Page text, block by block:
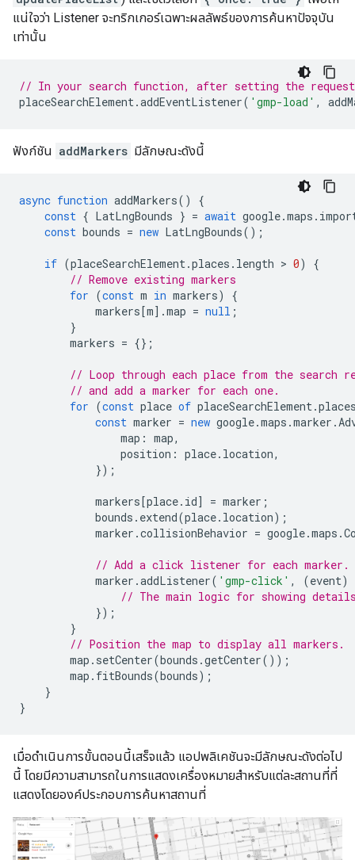
แน่ใจว่า Listener จะทริกเกอร์เฉพาะผลลัพธ์ของการค้นหาปัจจุบัน
เท่านั้น
// In your search function, after setting the
placeSearchElement.addEventListener( 'gmp-load' ,
ฟังก์ชัน addMarkers มีลักษณะดังนี้
async function addMarkers()
{
const { LatLngBounds } = await google.maps .
const bounds = new LatLngBounds();
if (placeSearchElement.places . length > 0)
{
// Remove existing markers
for (const m in markers)
{
markers [m].map = null ;
}
markers = {};
// Loop through each place from the search
// and add a marker for each one.
for (const place of placeSearchElement.
const marker = new google.maps .marker .
map : map,
position : place. location,
});
markers [place. id] = marker ;
bounds . extend(place. location);
marker .collisionBehavior = google.maps .
// Add a click listener for each marker.
marker .addListener( 'gmp-click' , (event)
// The main logic for showing
});
}
// Position the map to display all markers.
map . setCenter(bounds .getCenter());
map . fitBounds(bounds);
}
}
เมื่อดำเนินการขั้นตอนนี้เสร็จแล้ว แอปพลิเคชันจะมีลักษณะดังต่อไป
นี้ โดยมีความสามารถในการแสดงเครื่องหมายสำหรับแต่ละสถานที่ที่
แสดงโดยองค์ประกอบการค้นหาสถานที่